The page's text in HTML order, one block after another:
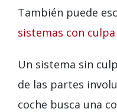
También puede
sistemas con
Un sistema sin
de las partes
coche busca una